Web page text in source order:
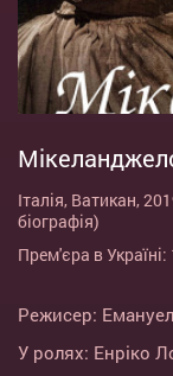
Італія, Ватикан,
біографія)
Прем'єра в
Режисер:
У ролях: Енріко